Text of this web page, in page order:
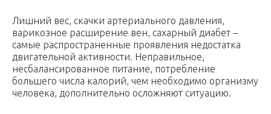
Лишний вес, скачки артериального давления,
варикозное расширение вен, сахарный диабет –
самые распространенные проявления недостатка
двигательной активности. Неправильное,
несбалансированное питание, потребление
большего числа калорий, чем необходимо организму
человека, дополнительно осложняют ситуацию.